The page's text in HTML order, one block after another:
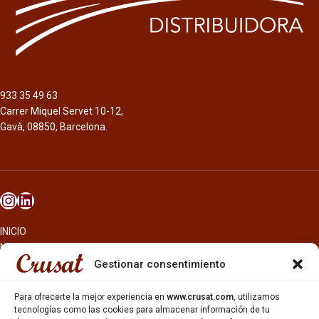
Gestionar consentimiento
Para ofrecerte la mejor experiencia en www.crusat.com, utilizamos
tecnologías como las cookies para almacenar información de tu
Cerveza de 6,5%, amargor de 25 IBU’s
y estilo Helles Bock.
sabor prolongado y con un carácter
adquiere utilizando agua de A
Coruña, una selección de maltas
herbales. Esta lager extra tiene un
marrón oscuro. Aroma floral,
933 35 49 63
Carrer Miquel Servet 10-12,
Gavà, 08850, Barcelona.
INICIO
NOSOTROS
CERVEZAS
OTROS PRODUCTOS
REPARTO EN BARCELONA